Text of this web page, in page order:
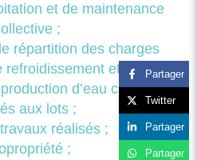
et de maintenance
;
répartition des charges
et, le
d’eau chaude
aux lots ;
réalisés ;
;
Partager
Twitter
Partager
Partager